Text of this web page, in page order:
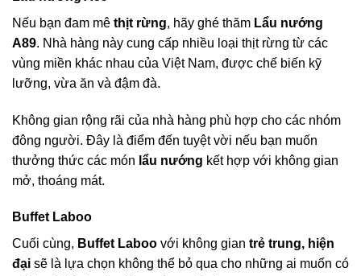
Nếu bạn đam mê thịt rừng, hãy ghé thăm Lẩu nướng
A89. Nhà hàng này cung cấp nhiều loại thịt rừng từ các
vùng miền khác nhau của Việt Nam, được chế biến kỹ
lưỡng, vừa ăn và đậm đà.
Không gian rộng rãi của nhà hàng phù hợp cho các nhóm
đông người. Đây là điểm đến tuyệt vời nếu bạn muốn
thưởng thức các món lẩu nướng kết hợp với không gian
mở, thoáng mát.
Buffet Laboo
Cuối cùng, Buffet Laboo với không gian trẻ trung, hiện
đại sẽ là lựa chọn không thể bỏ qua cho những ai muốn có